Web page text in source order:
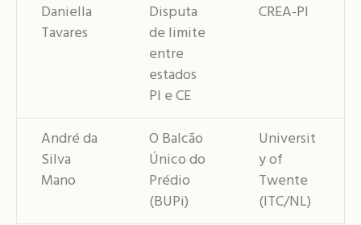
Daniella
Tavares
Disputa
de limite
entre
estados
PI e CE
CREA-PI
André da
Silva
Mano
O Balcão
Único do
Prédio
(BUPi)
Universit
y of
Twente
(ITC/NL)